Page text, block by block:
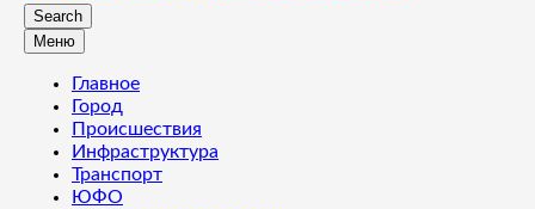
Search
Меню
Главное
Город
Происшествия
Инфраструктура
Транспорт
ЮФО